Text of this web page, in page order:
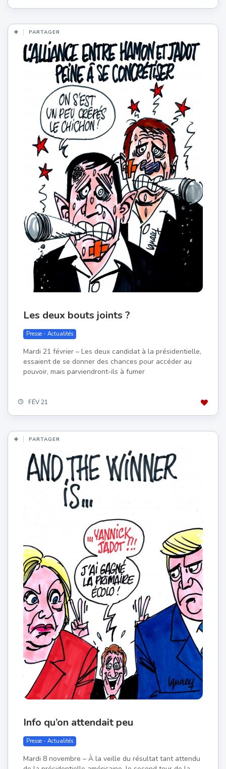
PARTAGER
Les deux bouts joints ?
Presse - Actualités
Mardi 21 février – Les deux candidat à la présidentielle,
essaient de se donner des chances pour accéder au
pouvoir, mais parviendront-ils à fumer
FÉV 21
PARTAGER
Info qu’on attendait peu
Presse - Actualités
Mardi 8 novembre – À la veille du résultat tant attendu